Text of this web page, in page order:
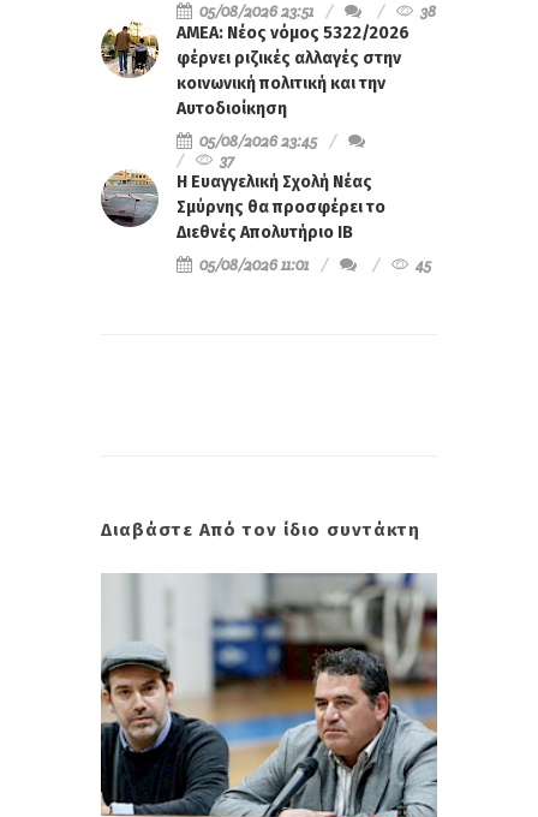
05/08/2026 23:51
38
ΑΜΕΑ: Νέος νόμος 5322/2026
φέρνει ριζικές αλλαγές στην
κοινωνική πολιτική και την
Αυτοδιοίκηση
05/08/2026 23:45
37
Η Ευαγγελική Σχολή Νέας
Σμύρνης θα προσφέρει το
Διεθνές Απολυτήριο IB
05/08/2026 11:01
45
Διαβάστε Από τον ίδιο συντάκτη